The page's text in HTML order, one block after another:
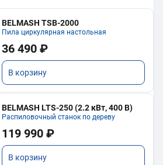
BELMASH TSB-2000
Пила циркулярная настольная
36 490 ₽
В корзину
BELMASH LTS-250 (2.2 кВт, 400 В)
Распиловочный станок по дереву
119 990 ₽
В корзину